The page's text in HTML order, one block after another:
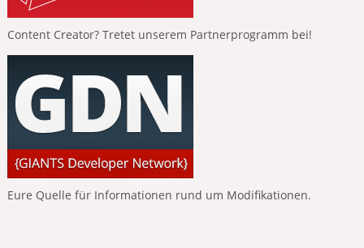
Content Creator? Tretet unserem Partnerprogramm bei!
Eure Quelle für Informationen rund um Modifikationen.